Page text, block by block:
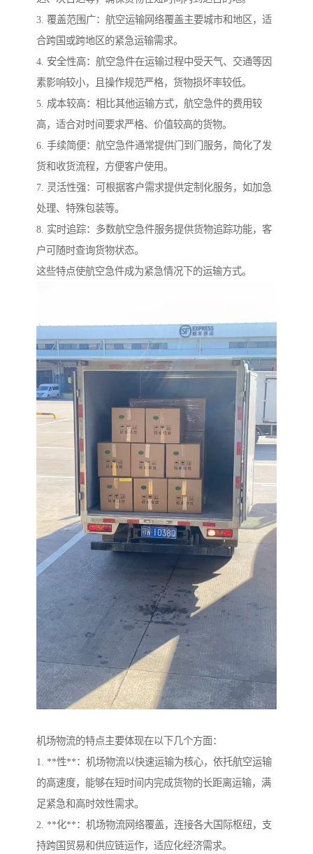
3. 覆盖范围广：航空运输网络覆盖主要城市和地区，适
合跨国或跨地区的紧急运输需求。
4. 安全性高：航空急件在运输过程中受天气、交通等因
素影响较小，且操作规范严格，货物损坏率较低。
5. 成本较高：相比其他运输方式，航空急件的费用较
高，适合对时间要求严格、价值较高的货物。
6. 手续简便：航空急件通常提供门到门服务，简化了发
货和收货流程，方便客户使用。
7. 灵活性强：可根据客户需求提供定制化服务，如加急
处理、特殊包装等。
8. 实时追踪：多数航空急件服务提供货物追踪功能，客
户可随时查询货物状态。
这些特点使航空急件成为紧急情况下的运输方式。
机场物流的特点主要体现在以下几个方面：
1. **性**：机场物流以快速运输为核心，依托航空运输
的高速度，能够在短时间内完成货物的长距离运输，满
足紧急和高时效性需求。
2. **化**：机场物流网络覆盖，连接各大国际枢纽，支
持跨国贸易和供应链运作，适应化经济需求。